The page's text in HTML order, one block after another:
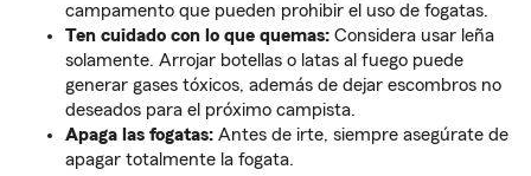
campamento que pueden prohibir el uso de fogatas.
Ten cuidado con lo que quemas: Considera usar leña
solamente. Arrojar botellas o latas al fuego puede
generar gases tóxicos, además de dejar escombros no
deseados para el próximo campista.
Apaga las fogatas: Antes de irte, siempre asegúrate de
apagar totalmente la fogata.